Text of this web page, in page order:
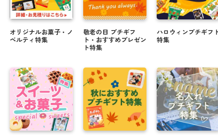
オリジナルお菓子・ノ
ベルティ特集
敬老の日 プチギフ
ト・おすすめプレゼン
ト特集
ハロウィンプチギフ
特集